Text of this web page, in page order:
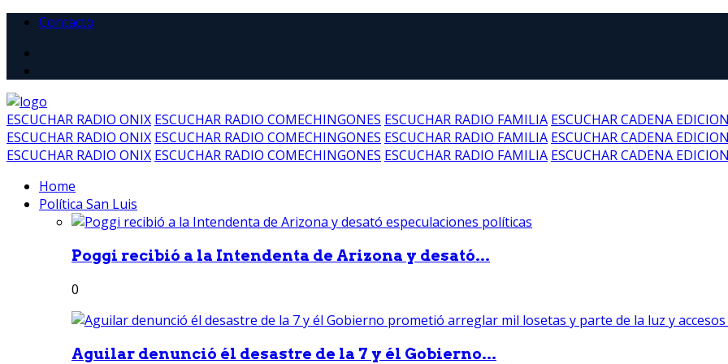
Contacto
ESCUCHAR RADIO ONIX ESCUCHAR RADIO COMECHINGONES ESCUCHAR RADIO FAMILIA ESCUCHAR CADENA EDICION
ESCUCHAR RADIO ONIX ESCUCHAR RADIO COMECHINGONES ESCUCHAR RADIO FAMILIA ESCUCHAR CADENA EDICION
ESCUCHAR RADIO ONIX ESCUCHAR RADIO COMECHINGONES ESCUCHAR RADIO FAMILIA ESCUCHAR CADENA EDICION
Home
Política San Luis
Poggi recibió a la Intendenta de Arizona y desató...
0
Aguilar denunció él desastre de la 7 y él Gobierno...